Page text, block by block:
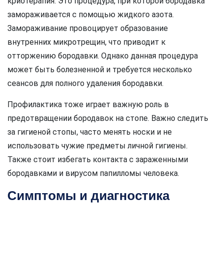
замораживается с помощью жидкого азота.
Замораживание провоцирует образование
внутренних микротрещин, что приводит к
отторжению бородавки. Однако данная процедура
может быть болезненной и требуется несколько
сеансов для полного удаления бородавки.
Профилактика тоже играет важную роль в
предотвращении бородавок на стопе. Важно следить
за гигиеной стопы, часто менять носки и не
использовать чужие предметы личной гигиены.
Также стоит избегать контакта с зараженными
бородавками и вирусом папилломы человека.
Симптомы и диагностика